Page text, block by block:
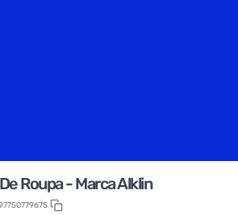
Roupa - Marca Alklin